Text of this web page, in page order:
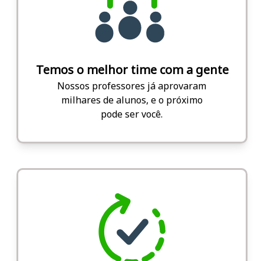
Temos o melhor time com a gente
Nossos professores já aprovaram
milhares de alunos, e o próximo
pode ser você.